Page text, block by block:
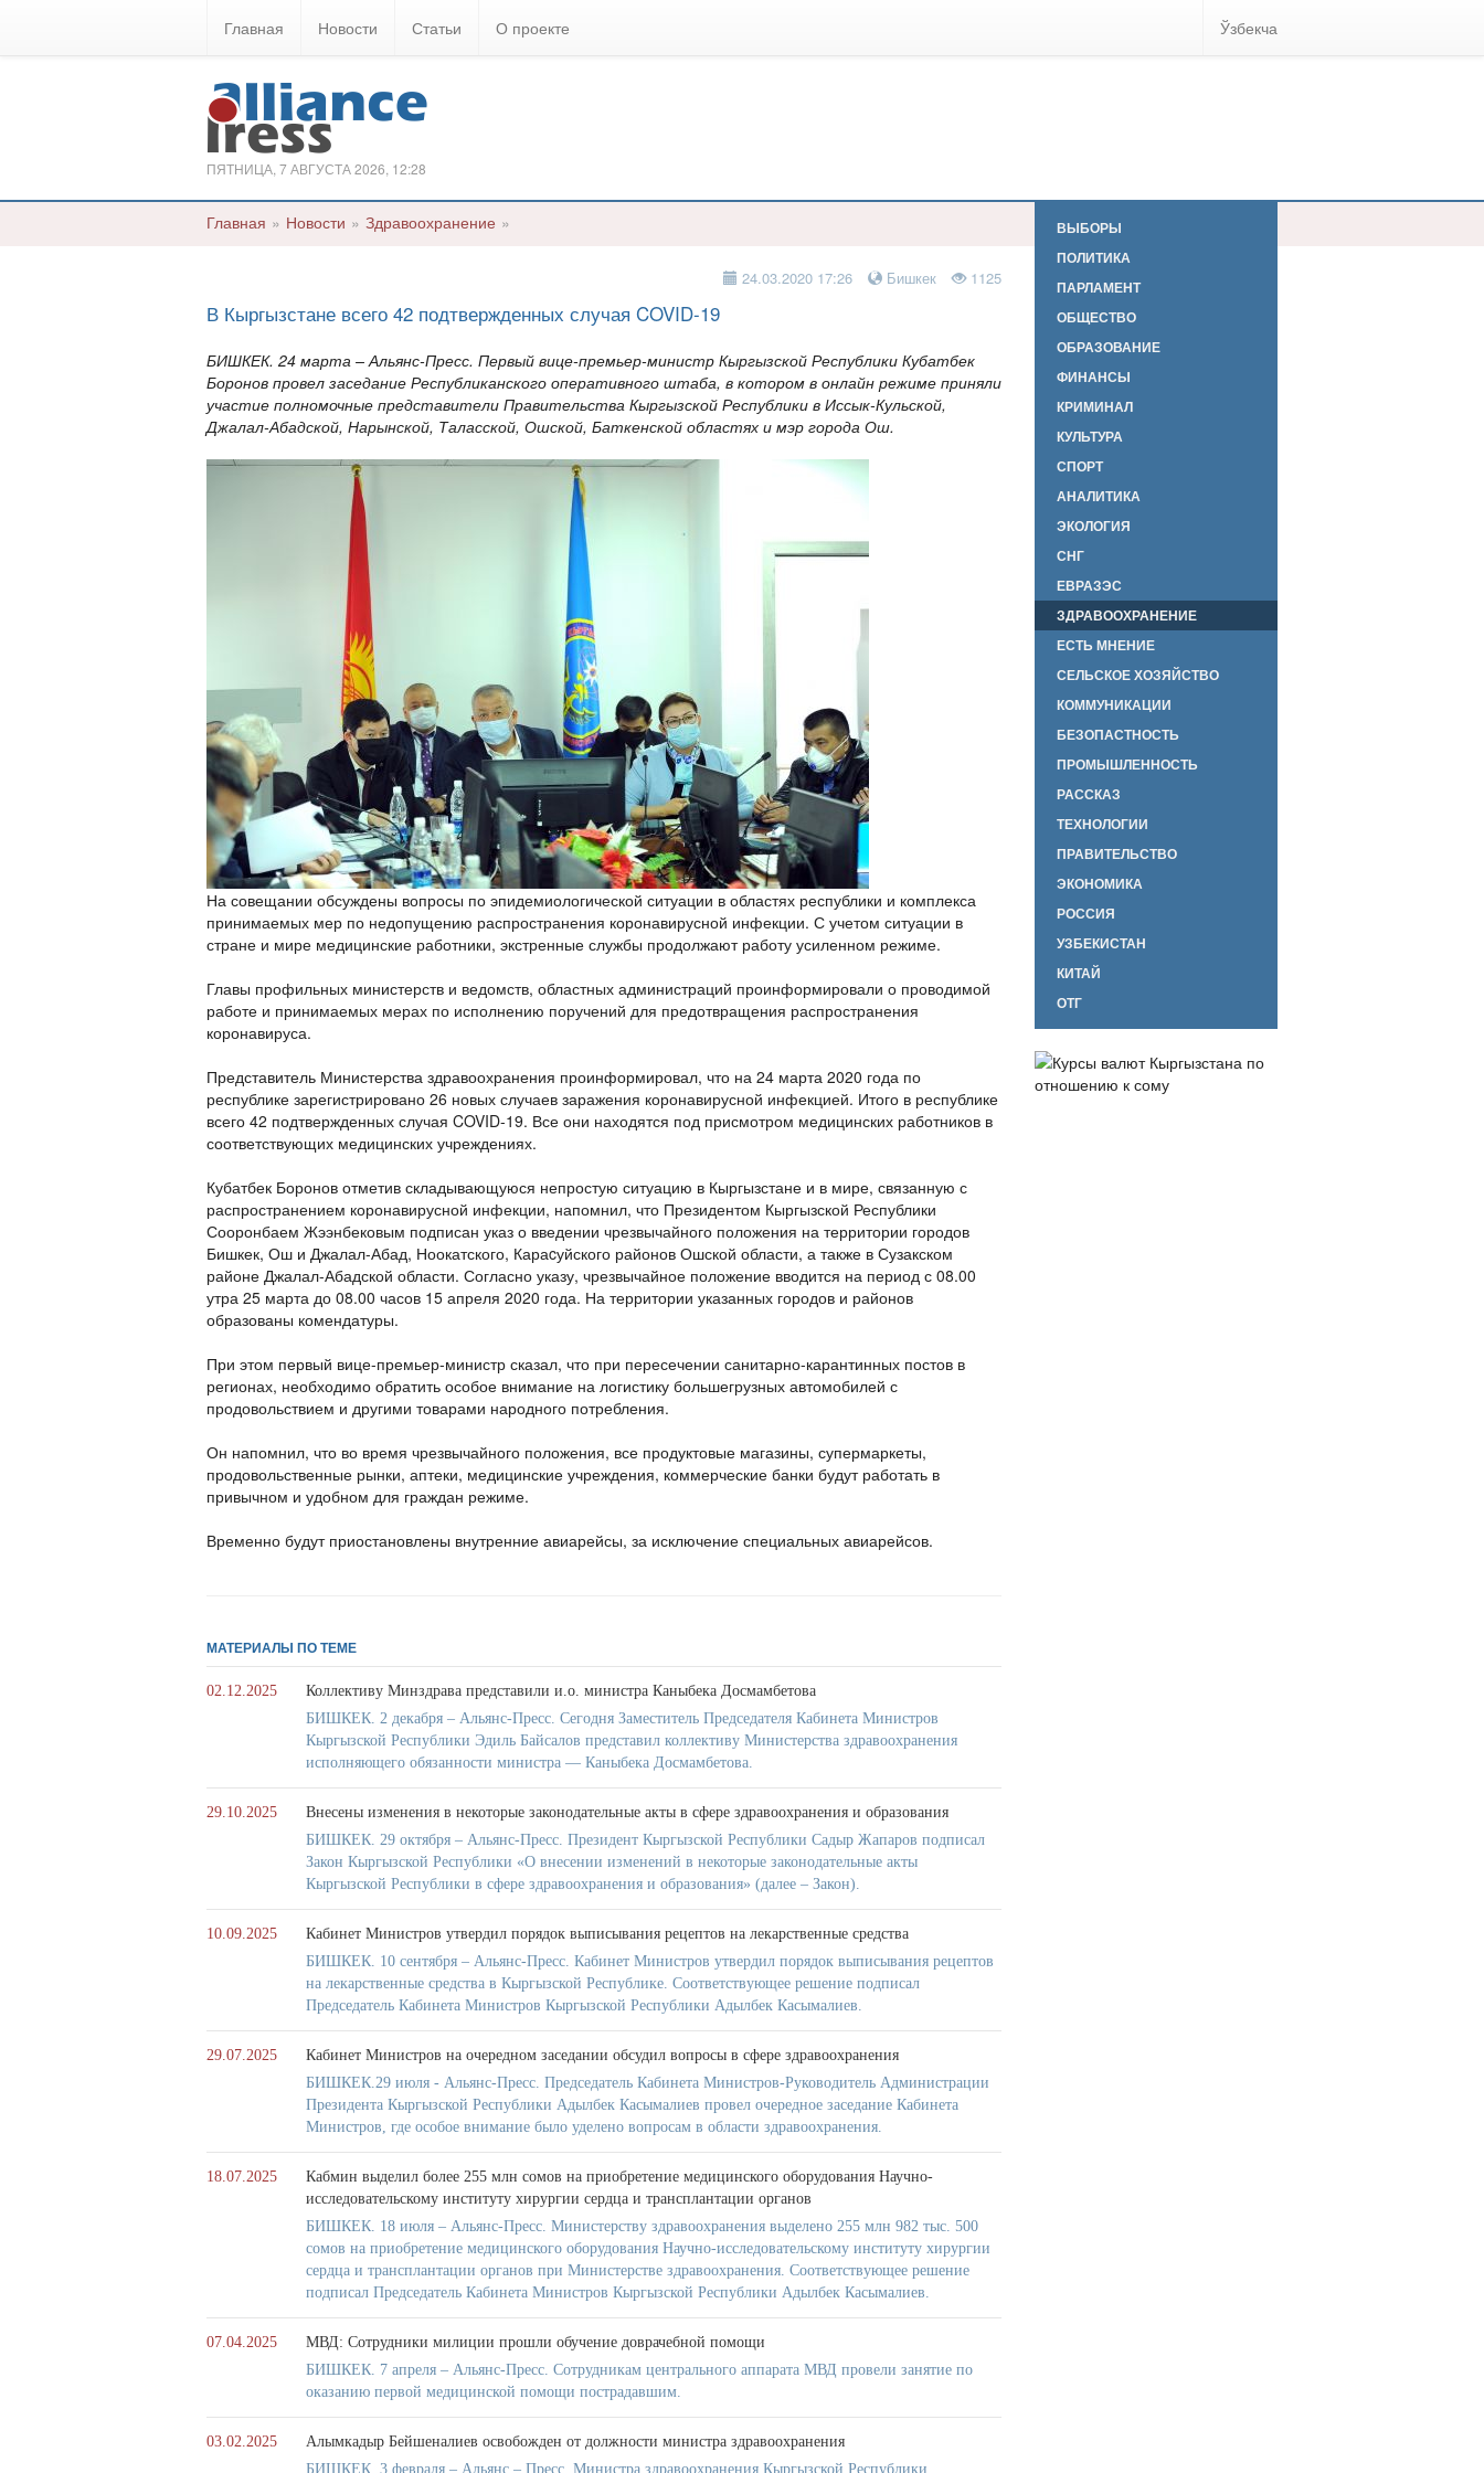
Главная Новости Статьи О проекте Ўзбекча
ПЯТНИЦА, 7 АВГУСТА 2026, 12:28
Главная » Новости » Здравоохранение »
24.03.2020 17:26 Бишкек 1125
В Кыргызстане всего 42 подтвержденных случая COVID-19
БИШКЕК. 24 марта – Альянс-Пресс. Первый вице-премьер-министр Кыргызской Республики Кубатбек
Боронов провел заседание Республиканского оперативного штаба, в котором в онлайн режиме приняли
участие полномочные представители Правительства Кыргызской Республики в Иссык-Кульской,
Джалал-Абадской, Нарынской, Таласской, Ошской, Баткенской областях и мэр города Ош.
На совещании обсуждены вопросы по эпидемиологической ситуации в областях республики и комплекса
принимаемых мер по недопущению распространения коронавирусной инфекции. С учетом ситуации в
стране и мире медицинские работники, экстренные службы продолжают работу усиленном режиме.
Главы профильных министерств и ведомств, областных администраций проинформировали о проводимой
работе и принимаемых мерах по исполнению поручений для предотвращения распространения
коронавируса.
Представитель Министерства здравоохранения проинформировал, что на 24 марта 2020 года по
республике зарегистрировано 26 новых случаев заражения коронавирусной инфекцией. Итого в республике
всего 42 подтвержденных случая COVID-19. Все они находятся под присмотром медицинских работников в
соответствующих медицинских учреждениях.
Кубатбек Боронов отметив складывающуюся непростую ситуацию в Кыргызстане и в мире, связанную с
распространением коронавирусной инфекции, напомнил, что Президентом Кыргызской Республики
Сооронбаем Жээнбековым подписан указ о введении чрезвычайного положения на территории городов
Бишкек, Ош и Джалал-Абад, Ноокатского, Караcуйского районов Ошской области, а также в Сузакском
районе Джалал-Абадской области. Согласно указу, чрезвычайное положение вводится на период с 08.00
утра 25 марта до 08.00 часов 15 апреля 2020 года. На территории указанных городов и районов
образованы комендатуры.
При этом первый вице-премьер-министр сказал, что при пересечении санитарно-карантинных постов в
регионах, необходимо обратить особое внимание на логистику большегрузных автомобилей с
продовольствием и другими товарами народного потребления.
Он напомнил, что во время чрезвычайного положения, все продуктовые магазины, супермаркеты,
продовольственные рынки, аптеки, медицинские учреждения, коммерческие банки будут работать в
привычном и удобном для граждан режиме.
Временно будут приостановлены внутренние авиарейсы, за исключение специальных авиарейсов.
МАТЕРИАЛЫ ПО ТЕМЕ
02.12.2025
Коллективу Минздрава представили и.о. министра Каныбека Досмамбетова
БИШКЕК. 2 декабря – Альянс-Пресс. Сегодня Заместитель Председателя Кабинета Министров
Кыргызской Республики Эдиль Байсалов представил коллективу Министерства здравоохранения
исполняющего обязанности министра — Каныбека Досмамбетова.
29.10.2025
Внесены изменения в некоторые законодательные акты в сфере здравоохранения и образования
БИШКЕК. 29 октября – Альянс-Пресс. Президент Кыргызской Республики Садыр Жапаров подписал
Закон Кыргызской Республики «О внесении изменений в некоторые законодательные акты
Кыргызской Республики в сфере здравоохранения и образования» (далее – Закон).
10.09.2025
Кабинет Министров утвердил порядок выписывания рецептов на лекарственные средства
БИШКЕК. 10 сентября – Альянс-Пресс. Кабинет Министров утвердил порядок выписывания рецептов
на лекарственные средства в Кыргызской Республике. Соответствующее решение подписал
Председатель Кабинета Министров Кыргызской Республики Адылбек Касымалиев.
29.07.2025
Кабинет Министров на очередном заседании обсудил вопросы в сфере здравоохранения
БИШКЕК.29 июля - Альянс-Пресс. Председатель Кабинета Министров-Руководитель Администрации
Президента Кыргызской Республики Адылбек Касымалиев провел очередное заседание Кабинета
Министров, где особое внимание было уделено вопросам в области здравоохранения.
18.07.2025
Кабмин выделил более 255 млн сомов на приобретение медицинского оборудования Научно-
исследовательскому институту хирургии сердца и трансплантации органов
БИШКЕК. 18 июля – Альянс-Пресс. Министерству здравоохранения выделено 255 млн 982 тыс. 500
сомов на приобретение медицинского оборудования Научно-исследовательскому институту хирургии
сердца и трансплантации органов при Министерстве здравоохранения. Соответствующее решение
подписал Председатель Кабинета Министров Кыргызской Республики Адылбек Касымалиев.
07.04.2025
МВД: Сотрудники милиции прошли обучение доврачебной помощи
БИШКЕК. 7 апреля – Альянс-Пресс. Сотрудникам центрального аппарата МВД провели занятие по
оказанию первой медицинской помощи пострадавшим.
03.02.2025
Алымкадыр Бейшеналиев освобожден от должности министра здравоохранения
БИШКЕК. 3 февраля – Альянс – Пресс. Министра здравоохранения Кыргызской Республики
ВЫБОРЫ
ПОЛИТИКА
ПАРЛАМЕНТ
ОБЩЕСТВО
ОБРАЗОВАНИЕ
ФИНАНСЫ
КРИМИНАЛ
КУЛЬТУРА
СПОРТ
АНАЛИТИКА
ЭКОЛОГИЯ
СНГ
ЕВРАЗЭС
ЗДРАВООХРАНЕНИЕ
ЕСТЬ МНЕНИЕ
СЕЛЬСКОЕ ХОЗЯЙСТВО
КОММУНИКАЦИИ
БЕЗОПАСТНОСТЬ
ПРОМЫШЛЕННОСТЬ
РАССКАЗ
ТЕХНОЛОГИИ
ПРАВИТЕЛЬСТВО
ЭКОНОМИКА
РОССИЯ
УЗБЕКИСТАН
КИТАЙ
ОТГ